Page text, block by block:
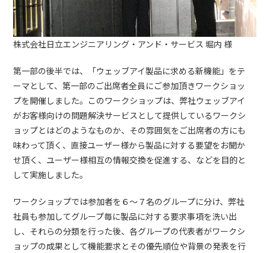
株式会社日立エンジニアリング・アンド・サービス 堀内 様
第一部の後半では、「ウェッブアイ製品に求める新機能」をテ
ーマとして、第一部のご出席者全員にご参加頂きワークショッ
プを開催しました。このワークショップは、弊社ウェッブアイ
がお客様向けの問題解決サービスとして提供しているワークシ
ョップとはどのようなものか、その雰囲気をご出席者の方にも
味わって頂く、直接ユーザー様から製品に対する要望をお聞か
せ頂く、ユーザー様相互の情報交換を促進する、などを目的と
して実施しました。
ワークショップでは参加者を６～７名のグループに分け、弊社
社員も参加してグループ毎に製品に対する要求事項を洗い出
し、それらの分類を行った後、各グループの代表者がワークシ
ョップの成果として機能要求とその優先順位や背景の発表を行